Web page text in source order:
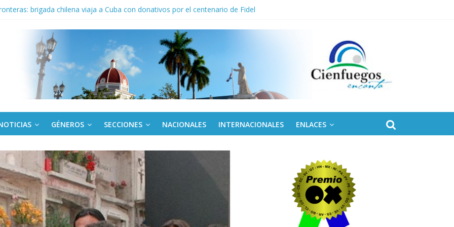
brigada chilena viaja a Cuba con donativos por el centenario de Fidel
edición semanal en PDF del 7 de agosto
(+ Multimedia)
imágenes la prensa cubana rinde tributo al Comandante (+ Fotos)
GÉNEROS SECCIONES NACIONALES INTERNACIONALES ENLACES